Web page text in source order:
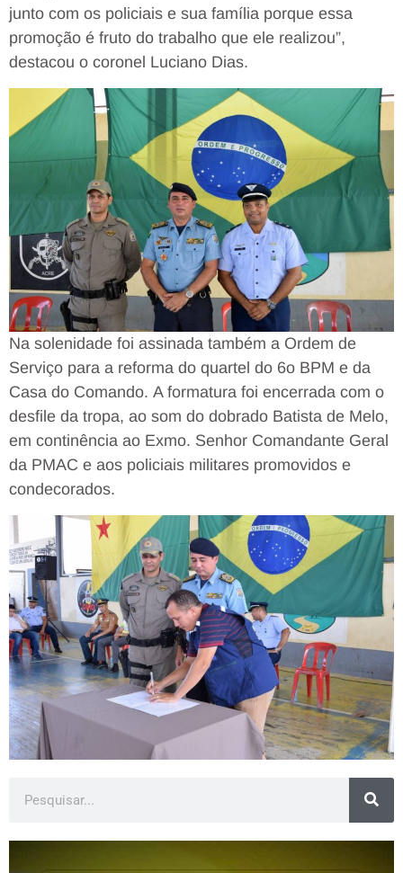
junto com os policiais e sua família porque essa
promoção é fruto do trabalho que ele realizou”,
destacou o coronel Luciano Dias.
Na solenidade foi assinada também a Ordem de
Serviço para a reforma do quartel do 6o BPM e da
Casa do Comando. A formatura foi encerrada com o
desfile da tropa, ao som do dobrado Batista de Melo,
em continência ao Exmo. Senhor Comandante Geral
da PMAC e aos policiais militares promovidos e
condecorados.